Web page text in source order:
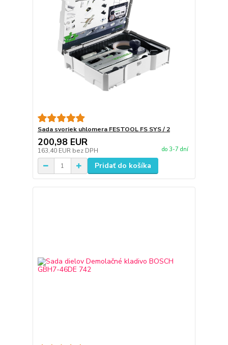
Sada svoriek uhlomera FESTOOL FS SYS / 2
200,98 EUR
163,40 EUR bez DPH do 3-7 dní
Pridať do košíka